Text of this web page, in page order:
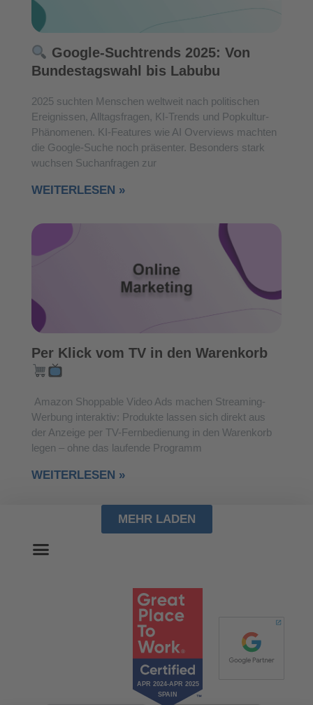
Google-Suchtrends 2025: Von
Bundestagswahl bis Labubu
2025 suchten Menschen weltweit nach politischen
Ereignissen, Alltagsfragen, KI-Trends und Popkultur-
Phänomenen. KI-Features wie AI Overviews machten
die Google-Suche noch präsenter. Besonders stark
wuchsen Suchanfragen zur
WEITERLESEN »
Per Klick vom TV in den Warenkorb
Amazon Shoppable Video Ads machen Streaming-
Werbung interaktiv: Produkte lassen sich direkt aus
der Anzeige per TV-Fernbedienung in den Warenkorb
legen – ohne das laufende Programm
WEITERLESEN »
MEHR LADEN